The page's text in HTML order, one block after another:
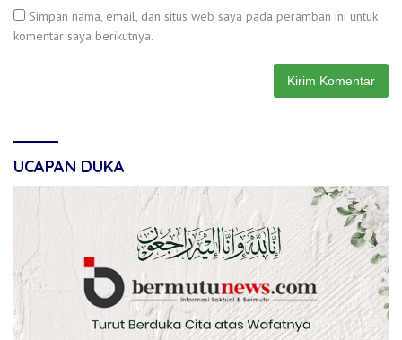
Simpan nama, email, dan situs web saya pada peramban ini untuk
komentar saya berikutnya.
UCAPAN DUKA